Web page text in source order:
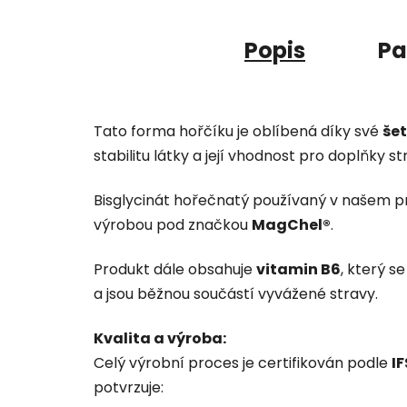
Popis
Tato forma hořčíku je oblíbená díky své
stabilitu látky a její vhodnost pro doplňky
Bisglycinát hořečnatý používaný v našem
výrobou pod značkou MagChel®.
Produkt dále obsahujevitamin B6, který
a jsou běžnou součástí vyvážené stravy.
Kvalita a výroba:
Celý výrobní proces je certifikován podle
potvrzuje: